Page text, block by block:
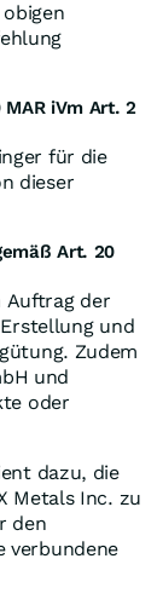
iVm Art. 2
für die
dieser
Art. 20
Auftrag der
und
Zudem
und
oder
dazu, die
Metals Inc. zu
den
verbundene